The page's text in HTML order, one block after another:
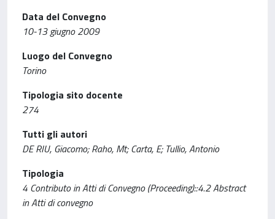
Data del Convegno
10-13 giugno 2009
Luogo del Convegno
Torino
Tipologia sito docente
274
Tutti gli autori
DE RIU, Giacomo; Raho, Mt; Carta, E; Tullio, Antonio
Tipologia
4 Contributo in Atti di Convegno (Proceeding)::4.2 Abstract
in Atti di convegno